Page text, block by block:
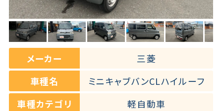
メーカー
三菱
車種名
ミニキャブバンCLハイルーフ
車種カテゴリ
軽自動車